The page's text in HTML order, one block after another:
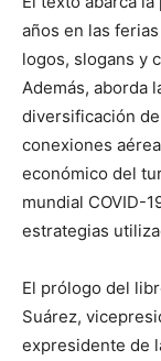
años en las
logos, slogans y
Además, aborda
diversificación
conexiones
económico del
mundial COVID-
estrategias
El prólogo del
Suárez,
expresidente de